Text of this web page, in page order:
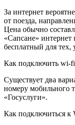
За интернет
от поезда,
Цена обычно
«Сапсане» интернет
бесплатный для тех,
Как подключить wi-fi
Существует два
номеру мобильного
«Госуслуги».
Как подключиться к